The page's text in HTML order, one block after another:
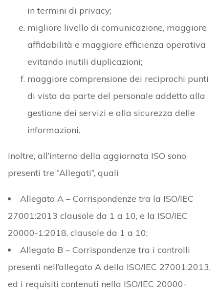
in termini di privacy;
migliore livello di comunicazione, maggiore
affidabilità e maggiore efficienza operativa
evitando inutili duplicazioni;
maggiore comprensione dei reciprochi punti
di vista da parte del personale addetto alla
gestione dei servizi e alla sicurezza delle
informazioni.
Inoltre, all’interno della aggiornata ISO sono
presenti tre “Allegati”, quali
Allegato A – Corrispondenze tra la ISO/IEC
27001:2013 clausole da 1 a 10, e la ISO/IEC
20000-1:2018, clausole da 1 a 10;
Allegato B – Corrispondenze tra i controlli
presenti nell’allegato A della ISO/IEC 27001:2013,
ed i requisiti contenuti nella ISO/IEC 20000-